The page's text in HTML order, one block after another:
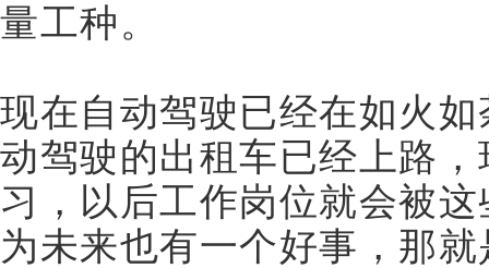
量工种。
现在自动驾驶已经在如火
动驾驶的出租车已经上路
习，以后工作岗位就会被
为未来也有一个好事，那